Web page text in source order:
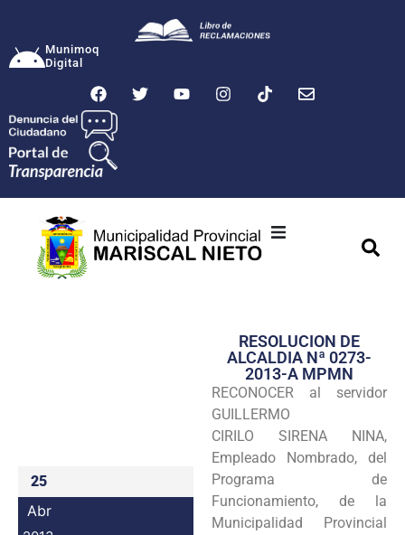
Munimoq
Digital
Transparencia
Seguridad
Programas
Intranet
25
Abr
RESOLUCION DE
ALCALDIA Nª 0273-
2013-A MPMN
RECONOCER al servidor
GUILLERMO
CIRILO SIRENA NINA,
Empleado Nombrado, del
Programa de
Funcionamiento, de la
Municipalidad Provincial